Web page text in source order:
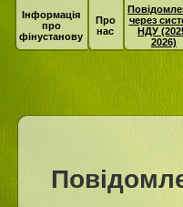
Інформація
про
фінустанову
Про
нас
через
НДУ
2026)